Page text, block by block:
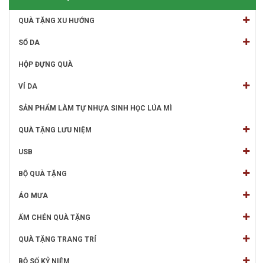
QUÀ TẶNG XU HƯỚNG
SỔ DA
HỘP ĐỰNG QUÀ
VÍ DA
SẢN PHẨM LÀM TỰ NHỰA SINH HỌC LÚA MÌ
QUÀ TẶNG LƯU NIỆM
USB
BỘ QUÀ TẶNG
ÁO MƯA
ẤM CHÉN QUÀ TẶNG
QUÀ TẶNG TRANG TRÍ
BỘ SỐ KỶ NIỆM